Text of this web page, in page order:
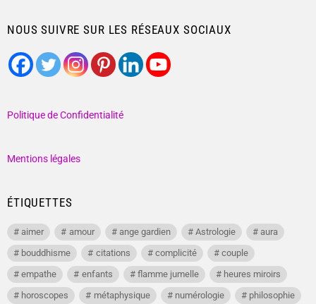
NOUS SUIVRE SUR LES RÉSEAUX SOCIAUX
Politique de Confidentialité
Mentions légales
ÉTIQUETTES
aimer amour ange gardien Astrologie
aura
bouddhisme
citations complicité
couple
empathe
enfants flamme jumelle
heures miroirs
horoscopes
métaphysique numérologie philosophie